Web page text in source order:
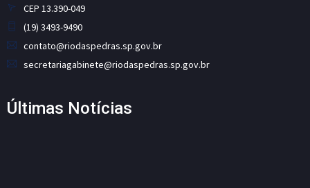
CEP 13.390-049
(19) 3493-9490
contato@riodaspedras.sp.gov.br
secretariagabinete@riodaspedras.sp.gov.br
Últimas Notícias